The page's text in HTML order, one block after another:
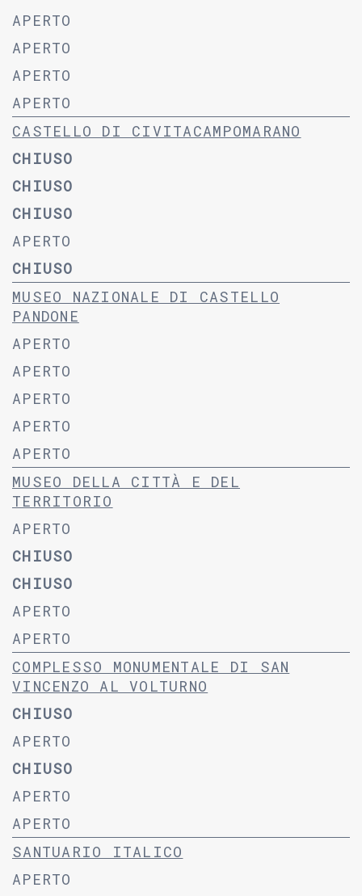
APERTO
APERTO
APERTO
APERTO
CASTELLO DI CIVITACAMPOMARANO
CHIUSO
CHIUSO
CHIUSO
APERTO
CHIUSO
MUSEO NAZIONALE DI CASTELLO
PANDONE
APERTO
APERTO
APERTO
APERTO
APERTO
MUSEO DELLA CITTÀ E DEL
TERRITORIO
APERTO
CHIUSO
CHIUSO
APERTO
APERTO
COMPLESSO MONUMENTALE DI SAN
VINCENZO AL VOLTURNO
CHIUSO
APERTO
CHIUSO
APERTO
APERTO
SANTUARIO ITALICO
APERTO